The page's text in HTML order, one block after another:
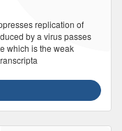
replication of
by a virus passes
which is the weak